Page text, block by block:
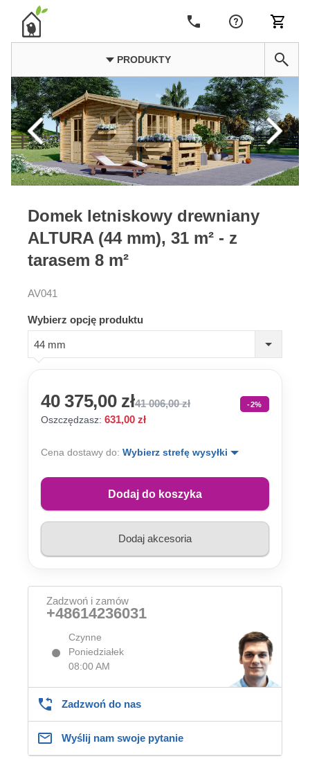
PRODUKTY
Domek letniskowy drewniany
ALTURA (44 mm), 31 m² - z
tarasem 8 m²
AV041
Wybierz opcję produktu
44 mm
40 375,00 zł41 006,00 zł -2%
Oszczędzasz: 631,00 zł
Cena dostawy do: Wybierz strefę wysyłki
Dodaj do koszyka
Dodaj akcesoria
Zadzwoń i zamów
+48614236031
Czynne
Poniedziałek
08:00 AM
Zadzwoń do nas
Wyślij nam swoje pytanie